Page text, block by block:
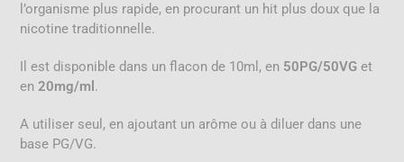
l’organisme plus rapide, en procurant un hit plus doux que la
nicotine traditionnelle.
Il est disponible dans un flacon de 10ml, en 50PG/50VG et
en20mg/ml .
A utiliser seul, en ajoutant un arôme ou à diluer dans une
base PG/VG.